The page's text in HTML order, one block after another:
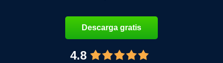
Descarga gratis
4.8